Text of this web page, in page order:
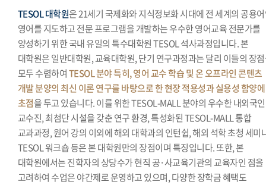
TESOL 대학원은 21세기 국제화와 지식정보화 시대에 전 세계의 공용
영어를 지도하고 전문 프로그램을 개발하는 우수한 영어교육 전문가를
양성하기 위한 국내 유일의 특수대학원 TESOL 석사과정입니다. 본
대학원은 일반대학원, 교육대학원, 단기 연구과정과는 달리 이들의 장
모두 수렴하여TESOL 분야 특히, 영어 교수 학습 및 온 오프라인 콘텐츠
개발 분양의 최신 이론 연구를 바탕으로 한 현장 적용성과 실용성 함양에
초점을 두고 있습니다. 이를 위한 TESOL-MALL 분야의 우수한 내외국인
교수진, 최첨단 시설을 갖춘 연구 환경, 특성화된 TESOL-MALL 통합
교과과정, 원어 강의 이외에 해외 대학과의 인턴쉽, 해외 석학 초청 세미
TESOL 워크숍 등은 본 대학원만의 장점이며 특징입니다. 또한, 본
대학원에서는 진학자의 상당수가 현직 공·사교육기관의 교육자인 점을
고려하여 수업은 야간제로 운영하고 있으며, 다양한 장학금 혜택도